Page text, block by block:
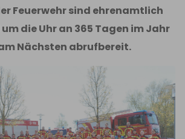
Feuerwehr sind ehrenamtlich
die Uhr an 365 Tagen im Jahr
Nächsten abrufbereit.